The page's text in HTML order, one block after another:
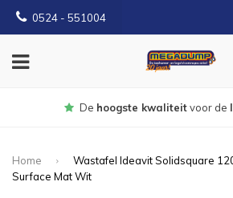
0524 - 551004
laagste prijs
Home
Wastafel Ideavit Solidsquare
Surface Mat Wit